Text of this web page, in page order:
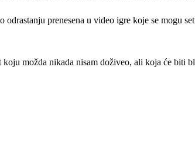
prenesena u video igre koje se mogu
možda nikada nisam doživeo, ali koja će biti